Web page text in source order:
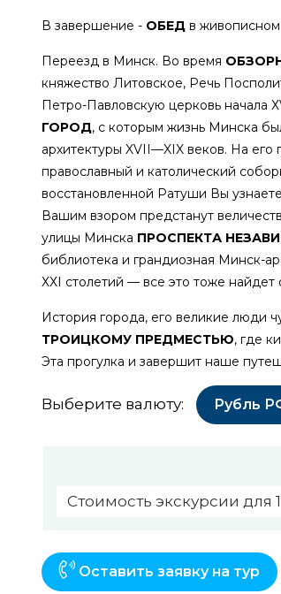
В завершение - ОБЕД в
Переезд в Минск. Во время
княжество Литовское, Речь
Петро-Павловскую церковь начала
ГОРОД, с которым жизнь Минска
архитектуры XVII—XIX веков. На его
православный и католический
восстановленной Ратуши Вы
Вашим взором предстанут
улицы Минска ПРОСПЕКТА
библиотека и грандиозная Минск-
ХХI столетий — все это тоже найдет
История города, его великие люди
ТРОИЦКОМУ ПРЕДМЕСТЬЮ, где
Эта прогулка и завершит наше
Выберите валюту: Рубль
Стоимость экскурсии для
Оставить заявку на тур